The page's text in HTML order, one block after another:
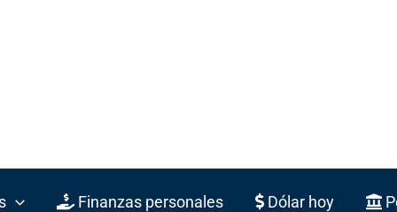
Finanzas personales Dólar hoy